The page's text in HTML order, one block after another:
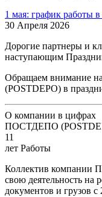
1 мая: график работы
30 Апреля 2026
Дорогие партнеры и
наступающим
Обращаем внимание
(POSTDEPO) в
О компании в цифрах
ПОСТДЕПО
11
лет Работы
Коллектив компании
свою деятельность на
документов и грузов с